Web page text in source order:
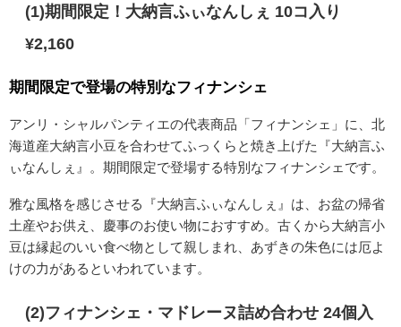
(1)期間限定！大納言ふぃなんしぇ 10コ入り
¥2,160
期間限定で登場の特別なフィナンシェ
アンリ・シャルパンティエの代表商品「フィナンシェ」に、北
海道産大納言小豆を合わせてふっくらと焼き上げた『大納言ふ
ぃなんしぇ』。期間限定で登場する特別なフィナンシェです。
雅な風格を感じさせる『大納言ふぃなんしぇ』は、お盆の帰省
土産やお供え、慶事のお使い物におすすめ。古くから大納言小
豆は縁起のいい食べ物として親しまれ、 あずきの朱色には厄よ
けの力があるといわれています。
(2)フィナンシェ・マドレーヌ詰め合わせ 24個入